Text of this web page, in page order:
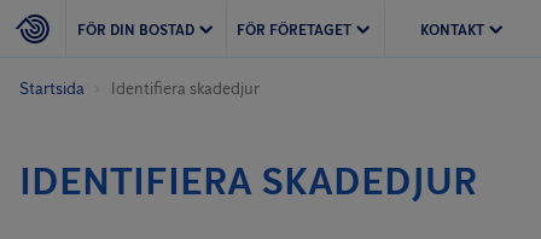
FÖR DIN BOSTAD FÖR FÖRETAGET KONTAKT
Startsida Identifiera skadedjur
IDENTIFIERA SKADEDJUR